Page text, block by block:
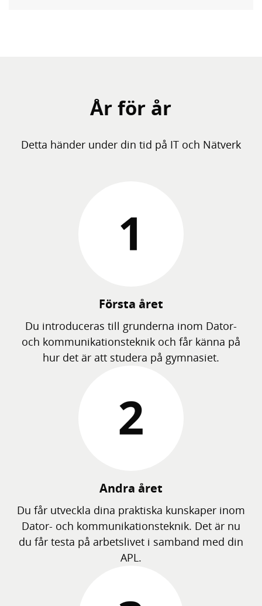
År för år
Detta händer under din tid på IT och Nätverk
Första året
Du introduceras till grunderna inom Dator-
och kommunikationsteknik och får känna på
hur det är att studera på gymnasiet.
Andra året
Du får utveckla dina praktiska kunskaper inom
Dator- och kommunikationsteknik. Det är nu
du får testa på arbetslivet i samband med din
APL.